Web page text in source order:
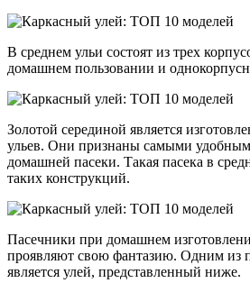
В среднем ульи состоят из трех
домашнем пользовании и
Золотой серединой является
ульев. Они признаны самыми
домашней пасеки. Такая пасека в
таких конструкций.
Пасечники при домашнем
проявляют свою фантазию. Одним из
является улей, представленный ниже.